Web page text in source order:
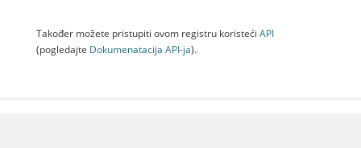
Također možete pristupiti ovom registru koristeći API
(pogledajte Dokumenаtаcijа API-jа).